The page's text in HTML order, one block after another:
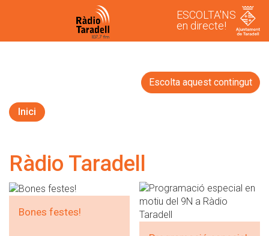
ESCOLTA'NS
en directe!
Escolta aquest contingut
Inici
Ràdio Taradell
Bones festes!